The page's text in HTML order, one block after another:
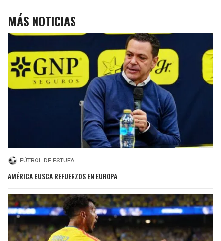
MÁS NOTICIAS
FÚTBOL DE ESTUFA
AMÉRICA BUSCA REFUERZOS EN EUROPA